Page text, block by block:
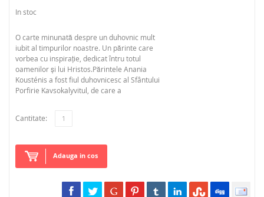
In stoc
O carte minunată despre un duhovnic mult
iubit al timpurilor noastre. Un părinte care
vorbea cu inspirație, dedicat întru totul
oamenilor și lui Hristos.Părintele Anania
Kousténis a fost fiul duhovnicesc al Sfântului
Porfirie Kavsokalyvitul, de care a
Cantitate:
Adauga in cos